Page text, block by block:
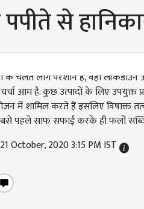
से
चलते लोग परेशान हैं, वहीं लॉकडाउन
चर्चा आम है. कुछ उत्पादों के लिए
में शामिल करते हैं इसलिए
पहले साफ सफाई करके ही फलों
October, 2020 3:15 PM IST